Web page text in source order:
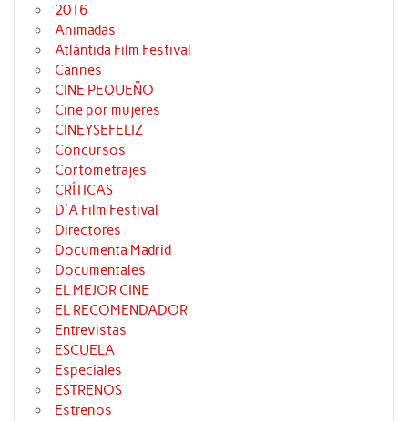
2016
Animadas
Atlántida Film Festival
Cannes
CINE PEQUEÑO
Cine por mujeres
CINEYSEFELIZ
Concursos
Cortometrajes
CRÍTICAS
D'A Film Festival
Directores
Documenta Madrid
Documentales
EL MEJOR CINE
EL RECOMENDADOR
Entrevistas
ESCUELA
Especiales
ESTRENOS
Estrenos